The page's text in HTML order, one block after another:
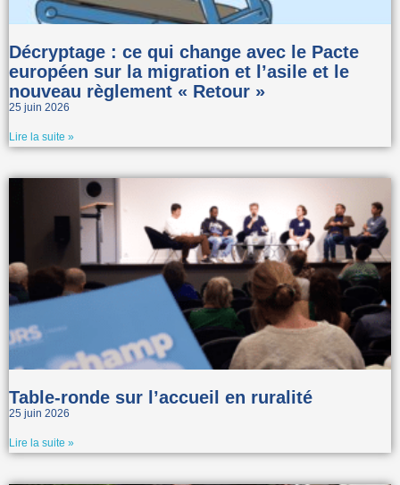
Décryptage : ce qui change avec le Pacte
européen sur la migration et l’asile et le
nouveau règlement « Retour »
25 juin 2026
Lire la suite »
Table-ronde sur l’accueil en ruralité
25 juin 2026
Lire la suite »